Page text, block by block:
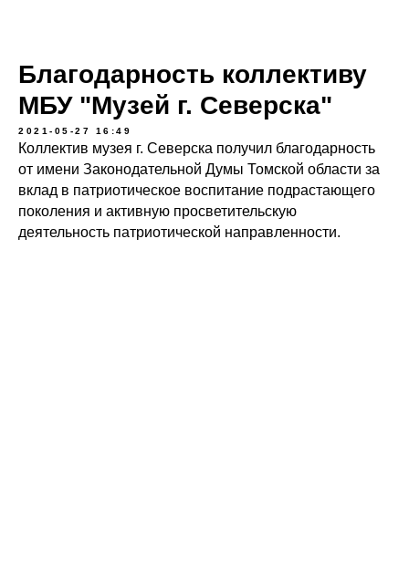
Благодарность коллективу
МБУ "Музей г. Северска"
2021-05-27 16:49
Коллектив музея г. Северска получил благодарность
от имени Законодательной Думы Томской области за
вклад в патриотическое воспитание подрастающего
поколения и активную просветительскую
деятельность патриотической направленности.